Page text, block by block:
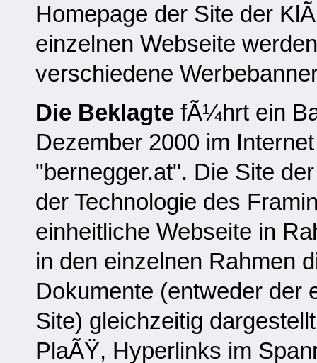
Homepage der Site der
einzelnen Webseite
verschiedene
Die Beklagte fÃ¼hrt ein
Dezember 2000 im
"bernegger.at". Die Site
der Technologie des
einheitliche Webseite in
in den einzelnen Rahmen
Dokumente (entweder der
Site) gleichzeitig
PlaÃŸ, Hyperlinks im